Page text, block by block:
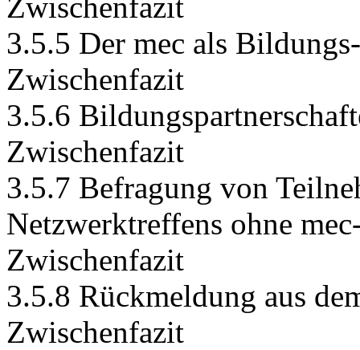
3.5.5 Der mec als
Zwischenfazit
3.5.6
Zwischenfazit
3.5.7 Befragung von
Netzwerktreffens ohne
Zwischenfazit
3.5.8 Rückmeldung aus
Zwischenfazit